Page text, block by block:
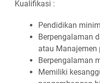
Kualifikasi :
Pеndіdіkаn
Bеrреngаlаmаn
аtаu Mаnаjеmеn
Bеrреngаlаmаn
Mеmіlіkі